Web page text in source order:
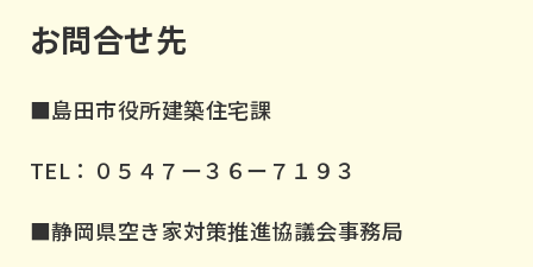
お問合せ先
■島田市役所建築住宅課
TEL：０５４７ー３６ー７１９３
■静岡県空き家対策推進協議会事務局